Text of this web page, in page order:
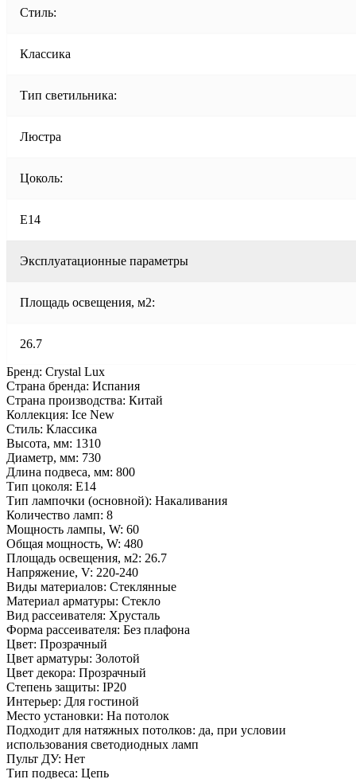
Стиль:
Классика
Тип светильника:
Люстра
Цоколь:
E14
Эксплуатационные параметры
Площадь освещения, м2:
26.7
Бренд: Crystal Lux
Страна бренда: Испания
Страна производства: Китай
Коллекция: Ice New
Стиль: Классика
Высота, мм: 1310
Диаметр, мм: 730
Длина подвеса, мм: 800
Тип цоколя: E14
Тип лампочки (основной): Накаливания
Количество ламп: 8
Мощность лампы, W: 60
Общая мощность, W: 480
Площадь освещения, м2: 26.7
Напряжение, V: 220-240
Виды материалов: Стеклянные
Материал арматуры: Стекло
Вид рассеивателя: Хрусталь
Форма рассеивателя: Без плафона
Цвет: Прозрачный
Цвет арматуры: Золотой
Цвет декора: Прозрачный
Степень защиты: IP20
Интерьер: Для гостиной
Место установки: На потолок
Подходит для натяжных потолков: да, при условии
использования светодиодных ламп
Пульт ДУ: Нет
Тип подвеса: Цепь